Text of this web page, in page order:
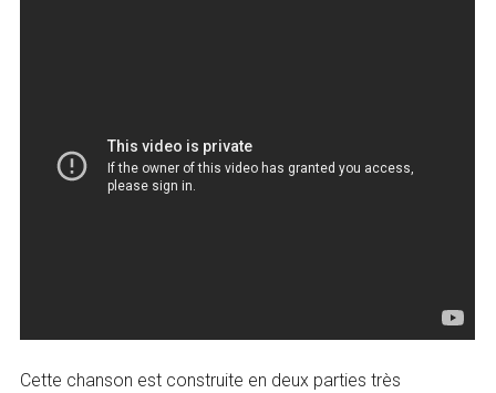
Cette chanson est construite en deux parties très